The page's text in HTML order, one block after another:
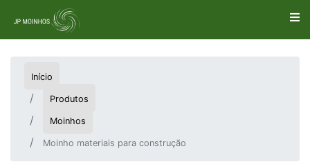
Início
Produtos
Moinhos
Moinho materiais para construção